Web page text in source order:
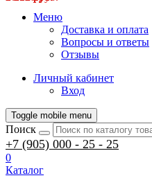
Меню
Доставка и оплата
Вопросы и ответы
Отзывы
Личный кабинет
Вход
Toggle mobile menu
Поиск
+7 (905) 000 - 25 - 25
0
Каталог